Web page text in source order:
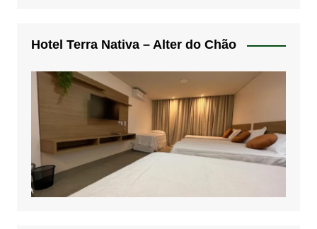
Hotel Terra Nativa – Alter do Chão